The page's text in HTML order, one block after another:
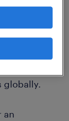
client
runs
globally.
an